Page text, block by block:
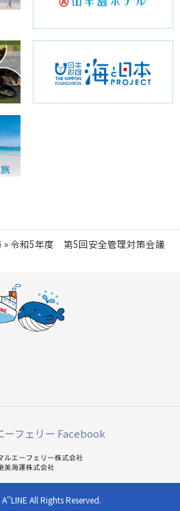
» 令和5年度 第5回安全管理対策会議
ーフェリー Facebook
All Rights Reserved.